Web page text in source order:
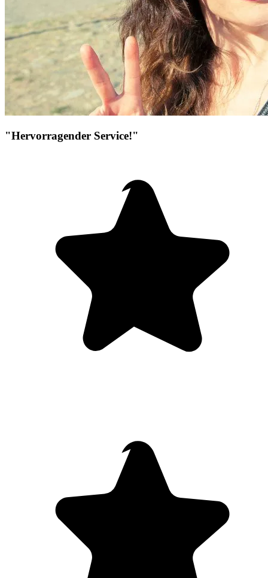
"Hervorragender Service!"